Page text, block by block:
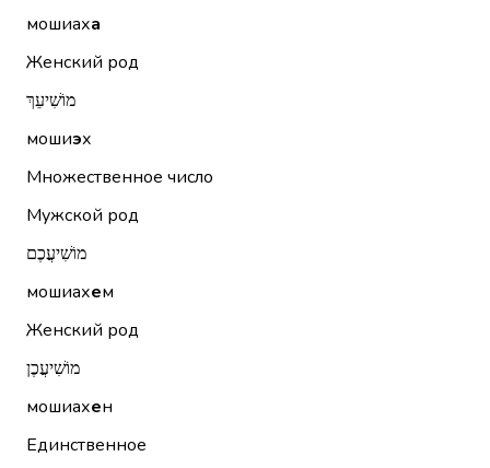
мошиаха
Женский род
מוֹשִׁיעֵךְ
мошиэх
Множественное число
Мужской род
מוֹשִׁיעֲכֶם
мошиахем
Женский род
מוֹשִׁיעֲכֶן
мошиахен
Единственное